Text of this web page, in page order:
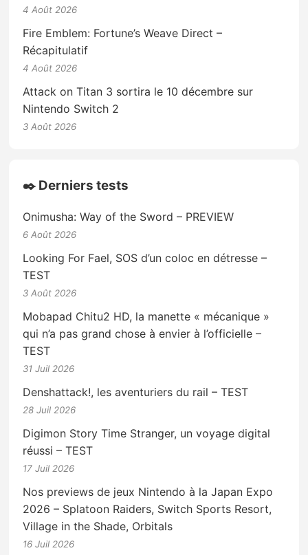
4 Août 2026
Fire Emblem: Fortune’s Weave Direct –
Récapitulatif
4 Août 2026
Attack on Titan 3 sortira le 10 décembre sur
Nintendo Switch 2
3 Août 2026
✒️ Derniers tests
Onimusha: Way of the Sword – PREVIEW
6 Août 2026
Looking For Fael, SOS d’un coloc en détresse –
TEST
3 Août 2026
Mobapad Chitu2 HD, la manette « mécanique »
qui n’a pas grand chose à envier à l’officielle –
TEST
31 Juil 2026
Denshattack!, les aventuriers du rail – TEST
28 Juil 2026
Digimon Story Time Stranger, un voyage digital
réussi – TEST
17 Juil 2026
Nos previews de jeux Nintendo à la Japan Expo
2026 – Splatoon Raiders, Switch Sports Resort,
Village in the Shade, Orbitals
16 Juil 2026